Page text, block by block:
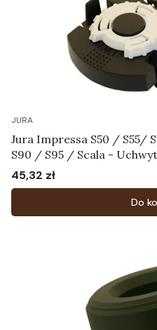
JURA
Jura Impressa S50 / S55/
S90 / S95 / Scala -
Cena
45,32 zł
Do